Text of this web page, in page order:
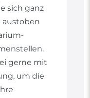
sich ganz
austoben
gerne mit
um die